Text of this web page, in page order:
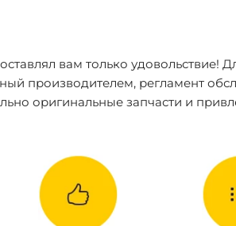
вам только удовольствие!
производителем, регламент
оригинальные запчасти и